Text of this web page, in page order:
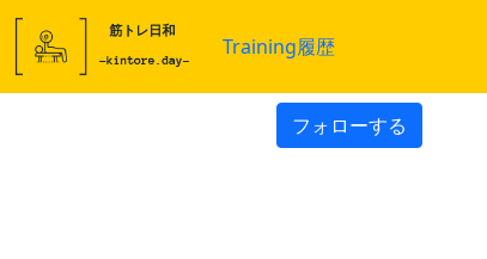
Training履歴
フォローする